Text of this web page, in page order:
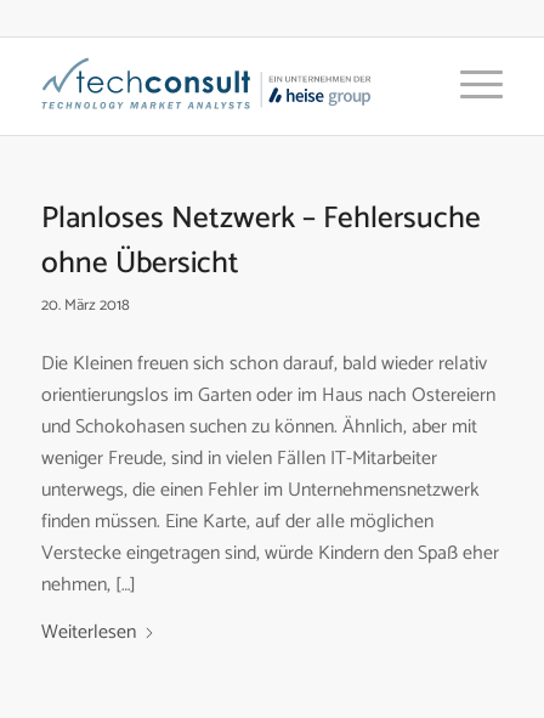
Planloses Netzwerk – Fehlersuche
ohne Übersicht
20. März 2018
Die Kleinen freuen sich schon darauf, bald wieder relativ
orientierungslos im Garten oder im Haus nach Ostereiern
und Schokohasen suchen zu können. Ähnlich, aber mit
weniger Freude, sind in vielen Fällen IT-Mitarbeiter
unterwegs, die einen Fehler im Unternehmensnetzwerk
finden müssen. Eine Karte, auf der alle möglichen
Verstecke eingetragen sind, würde Kindern den Spaß eher
nehmen, […]
Weiterlesen